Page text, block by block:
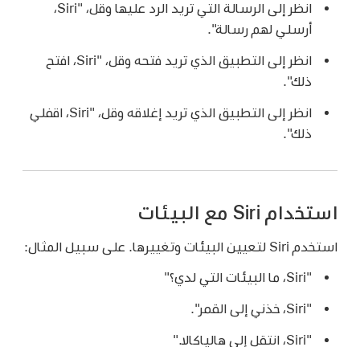
انظر إلى الرسالة التي تريد الرد عليها وقل،
"Siri،
أرسلي لهم رسالة".
انظر إلى التطبيق الذي تريد فتحه وقل،
"Siri، افتح
ذلك".
انظر إلى التطبيق الذي تريد إغلاقه وقل،
"Siri، اقفلي
ذلك".
استخدام Siri مع البيئات
استخدم Siri لتعيين البيئات وتغييرها. على سبيل المثال:
"Siri، ما البيئات التي لدي؟"
"Siri، خذني إلى القمر".
"Siri، انتقل إلى هالياكالا."